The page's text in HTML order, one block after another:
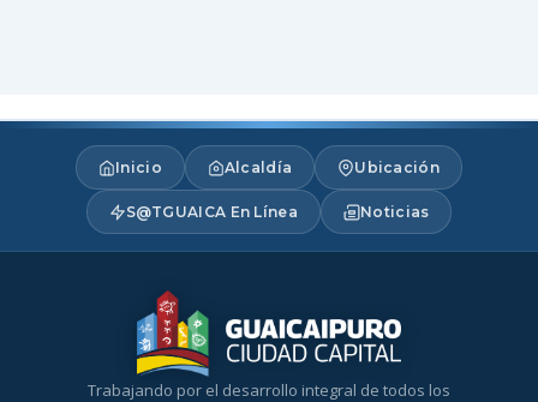
Inicio Alcaldía Ubicación
S@TGUAICA En Línea Noticias
Trabajando por el desarrollo integral de todos los